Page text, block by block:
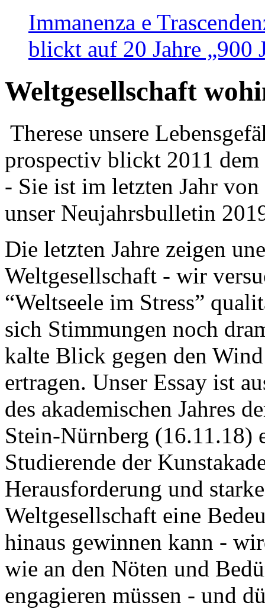
Immanenza e
blickt auf 20 Jahre „900
Weltgesellschaft
Therese unsere
prospectiv blickt 2011
- Sie ist im letzten Jahr
unser Neujahrsbulletin
Die letzten Jahre zeigen
Weltgesellschaft - wir
“Weltseele im Stress”
sich Stimmungen noch
kalte Blick gegen den
ertragen. Unser Essay ist
des akademischen Jahres
Stein-Nürnberg (16.11.18)
Studierende der
Herausforderung und
Weltgesellschaft eine
hinaus gewinnen kann -
wie an den Nöten und
engagieren müssen - und